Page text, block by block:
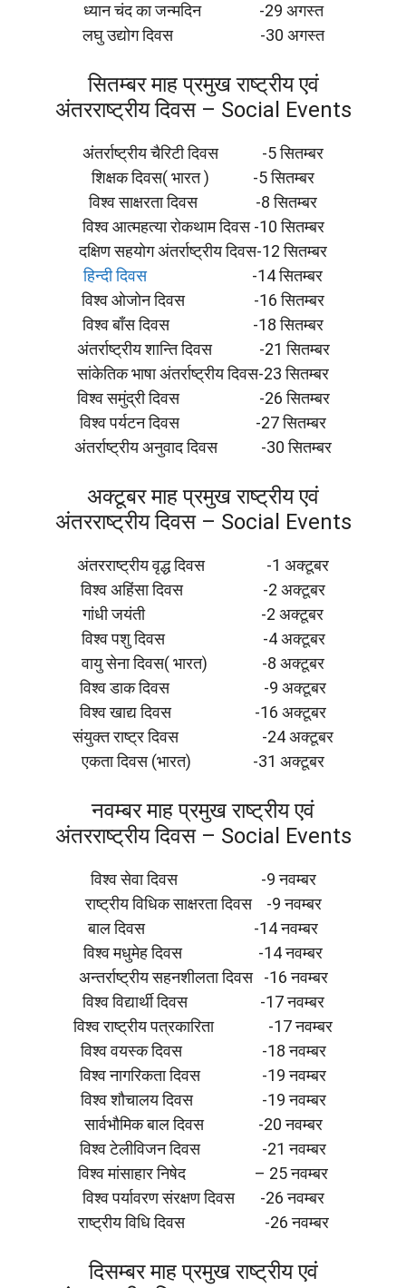
ध्यान चंद का जन्मदिन -29 अगस्त
लघु उद्योग दिवस -30 अगस्त
सितम्बर माह प्रमुख राष्ट्रीय एवं
अंतरराष्ट्रीय दिवस – Social Events
अंतर्राष्ट्रीय चैरिटी दिवस -5 सितम्बर
शिक्षक दिवस( भारत ) -5 सितम्बर
विश्व साक्षरता दिवस -8 सितम्बर
विश्व आत्महत्या रोकथाम दिवस -10 सितम्बर
दक्षिण सहयोग अंतर्राष्ट्रीय दिवस-12 सितम्बर
हिन्दी दिवस
-14 सितम्बर
विश्व ओजोन दिवस -16 सितम्बर
विश्व बाँस दिवस -18 सितम्बर
अंतर्राष्ट्रीय शान्ति दिवस -21 सितम्बर
सांकेतिक भाषा अंतर्राष्ट्रीय दिवस-23 सितम्बर
विश्व समुंद्री दिवस -26 सितम्बर
विश्व पर्यटन दिवस -27 सितम्बर
अंतर्राष्ट्रीय अनुवाद दिवस -30 सितम्बर
अक्टूबर माह प्रमुख राष्ट्रीय एवं
अंतरराष्ट्रीय दिवस – Social Events
अंतरराष्ट्रीय वृद्ध दिवस -1 अक्टूबर
विश्व अहिंसा दिवस -2 अक्टूबर
गांधी जयंती -2 अक्टूबर
विश्व पशु दिवस -4 अक्टूबर
वायु सेना दिवस( भारत) -8 अक्टूबर
विश्व डाक दिवस -9 अक्टूबर
विश्व खाद्य दिवस -16 अक्टूबर
संयुक्त राष्ट्र दिवस -24 अक्टूबर
एकता दिवस (भारत) -31 अक्टूबर
नवम्बर माह प्रमुख राष्ट्रीय एवं
अंतरराष्ट्रीय दिवस – Social Events
विश्व सेवा दिवस -9 नवम्बर
राष्ट्रीय विधिक साक्षरता दिवस -9 नवम्बर
बाल दिवस -14 नवम्बर
विश्व मधुमेह दिवस -14 नवम्बर
अन्तर्राष्ट्रीय सहनशीलता दिवस -16 नवम्बर
विश्व विद्यार्थी दिवस -17 नवम्बर
विश्व राष्ट्रीय पत्रकारिता -17 नवम्बर
विश्व वयस्क दिवस -18 नवम्बर
विश्व नागरिकता दिवस -19 नवम्बर
विश्व शौचालय दिवस -19 नवम्बर
सार्वभौमिक बाल दिवस -20 नवम्बर
विश्व टेलीविजन दिवस -21 नवम्बर
विश्व मांसाहार निषेद – 25 नवम्बर
विश्व पर्यावरण संरक्षण दिवस -26 नवम्बर
राष्ट्रीय विधि दिवस -26 नवम्बर
दिसम्बर माह प्रमुख राष्ट्रीय एवं